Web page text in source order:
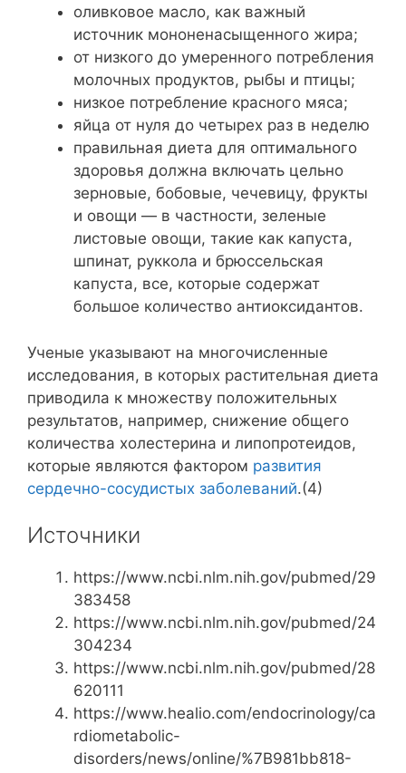
оливковое масло, как важный
источник мононенасыщенного жира;
от низкого до умеренного потребления
молочных продуктов, рыбы и птицы;
низкое потребление красного мяса;
яйца от нуля до четырех раз в неделю
правильная диета для оптимального
здоровья должна включать цельно
зерновые, бобовые, чечевицу, фрукты
и овощи — в частности, зеленые
листовые овощи, такие как капуста,
шпинат, руккола и брюссельская
капуста, все, которые содержат
большое количество антиоксидантов.
Ученые указывают на многочисленные
исследования, в которых растительная диета
приводила к множеству положительных
результатов, например, снижение общего
количества холестерина и липопротеидов,
которые являются фактором развития
сердечно-сосудистых заболеваний.(4)
Источники
https://www.ncbi.nlm.nih.gov/pubmed/29
383458
https://www.ncbi.nlm.nih.gov/pubmed/24
304234
https://www.ncbi.nlm.nih.gov/pubmed/28
620111
https://www.healio.com/endocrinology/ca
rdiometabolic-
disorders/news/online/%7B981bb818-